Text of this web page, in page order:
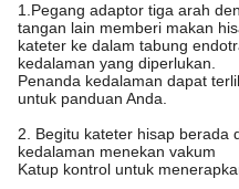
1.Pegang adaptor tiga arah
tangan lain memberi makan
kateter ke dalam tabung
kedalaman yang diperlukan.
Penanda kedalaman dapat
untuk panduan Anda.
2. Begitu kateter hisap berada
kedalaman menekan vakum
Katup kontrol untuk